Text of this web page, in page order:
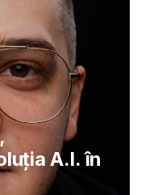
A.I. în